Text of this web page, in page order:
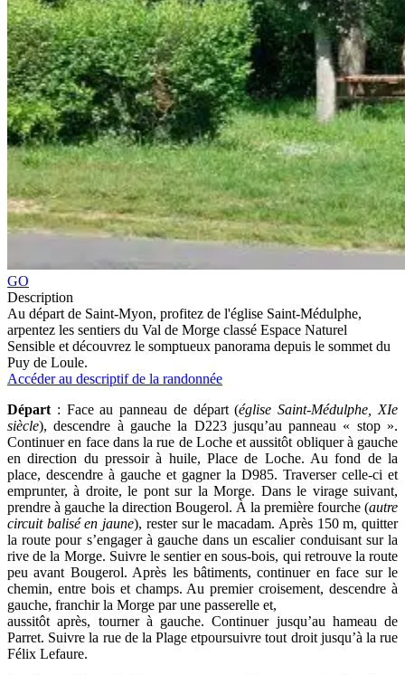
GO
Description
Au départ de Saint-Myon, profitez de l'église Saint-Médulphe,
arpentez les sentiers du Val de Morge classé Espace Naturel
Sensible et découvrez le somptueux panorama depuis le sommet du
Puy de Loule.
Accéder au descriptif de la randonnée
Départ : Face au panneau de départ (église Saint-Médulphe, XIe
siècle), descendre à gauche la D223 jusqu’au panneau « stop ».
Continuer en face dans la rue de Loche et aussitôt obliquer à gauche
en direction du pressoir à huile, Place de Loche. Au fond de la
place, descendre à gauche et gagner la D985. Traverser celle-ci et
emprunter, à droite, le pont sur la Morge. Dans le virage suivant,
prendre à gauche la direction Bougerol. À la première fourche (autre
circuit balisé en jaune), rester sur le macadam. Après 150 m, quitter
la route pour s’engager à gauche dans un escalier conduisant sur la
rive de la Morge. Suivre le sentier en sous-bois, qui retrouve la route
peu avant Bougerol. Après les bâtiments, continuer en face sur le
chemin, entre bois et champs. Au premier croisement, descendre à
gauche, franchir la Morge par une passerelle et,
aussitôt après, tourner à gauche. Continuer jusqu’au hameau de
Parret. Suivre la rue de la Plage etpoursuivre tout droit jusqu’à la rue
Félix Lefaure.